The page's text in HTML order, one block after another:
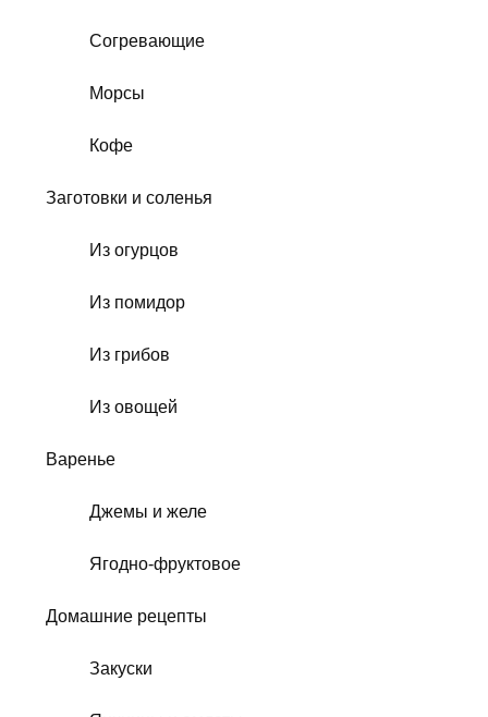
Согревающие
Морсы
Кофе
Заготовки и соленья
Из огурцов
Из помидор
Из грибов
Из овощей
Варенье
Джемы и желе
Ягодно-фруктовое
Домашние рецепты
Закуски